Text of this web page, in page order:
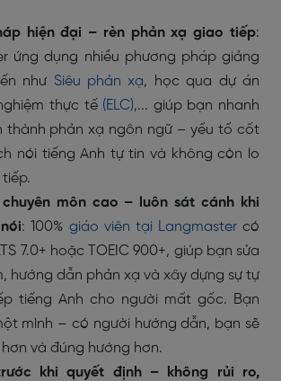
hiện đại – rèn phản xạ giao tiếp:
ứng dụng nhiều phương pháp giảng
như Siêu phản xạ, học qua dự án
thực tế (ELC),... giúp bạn nhanh
thành phản xạ ngôn ngữ – yếu tố cốt
nói tiếng Anh tự tin và không còn lo
môn cao – luôn sát cánh khi
: 100% giáo viên tại Langmastercó
7.0+ hoặc TOEIC 900+, giúp bạn sửa
hướng dẫn phản xạ và xây dựng sự tự
tiếng Anh cho người mất gốc. Bạn
mình – có người hướng dẫn, bạn sẽ
và đúng hướng hơn.
khi quyết định – không rủi ro,